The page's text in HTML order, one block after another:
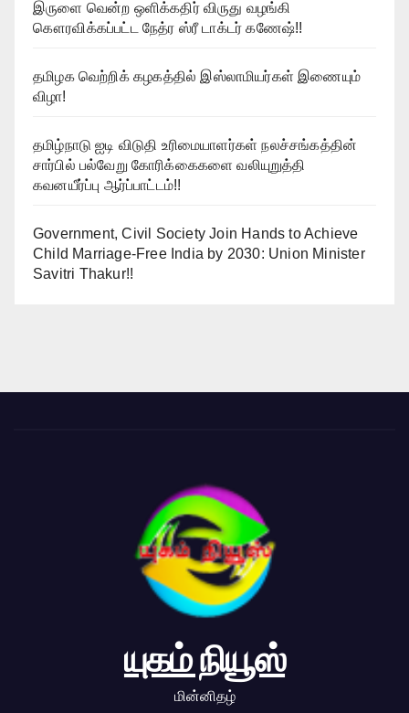
இருளை வென்ற ஒளிக்கதிர் விருது வழங்கி
கௌரவிக்கப்பட்ட நேத்ர ஸ்ரீ டாக்டர் கணேஷ்!!
தமிழக வெற்றிக் கழகத்தில் இஸ்லாமியர்கள் இணையும்
விழா!
தமிழ்நாடு ஐடி விடுதி உரிமையாளர்கள் நலச்சங்கத்தின்
சார்பில் பல்வேறு கோரிக்கைகளை வலியுறுத்தி
கவனயீர்ப்பு ஆர்ப்பாட்டம்!!
Government, Civil Society Join Hands to Achieve
Child Marriage-Free India by 2030: Union Minister
Savitri Thakur!!
யுகம் நியூஸ்
மின்னிதழ்